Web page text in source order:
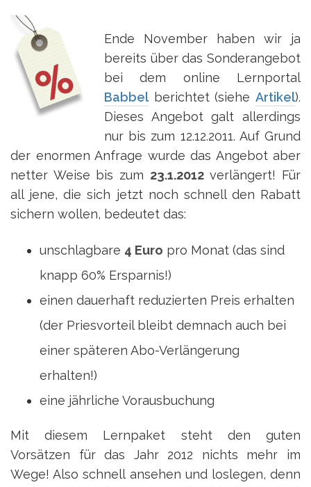
Ende November haben wir ja
bereits über das Sonderangebot
bei dem online Lernportal
Babbel berichtet (siehe Artikel).
Dieses Angebot galt allerdings
nur bis zum 12.12.2011. Auf Grund
der enormen Anfrage wurde das Angebot aber
netter Weise bis zum 23.1.2012verlängert! Für
all jene, die sich jetzt noch schnell den Rabatt
sichern wollen, bedeutet das:
unschlagbare 4 Euro pro Monat (das sind
knapp 60% Ersparnis!)
einen dauerhaft reduzierten Preis erhalten
(der Priesvorteil bleibt demnach auch bei
einer späteren Abo-Verlängerung
erhalten!)
eine jährliche Vorausbuchung
Mit diesem Lernpaket steht den guten
Vorsätzen für das Jahr 2012 nichts mehr im
Wege! Also schnell ansehen und loslegen, denn